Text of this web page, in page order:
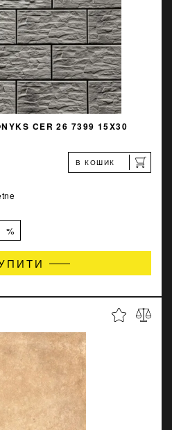
CER 26 7399 15X30
В КОШИК
%